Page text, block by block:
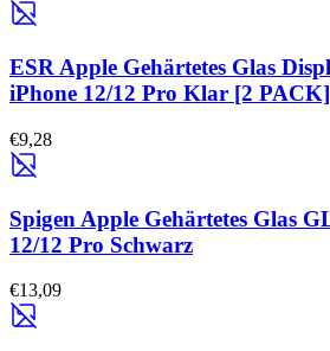
ESR Apple Gehärtetes Glas
iPhone 12/12 Pro Klar [2 PACK]
€9,28
Spigen Apple Gehärtetes Glas
12/12 Pro Schwarz
€13,09